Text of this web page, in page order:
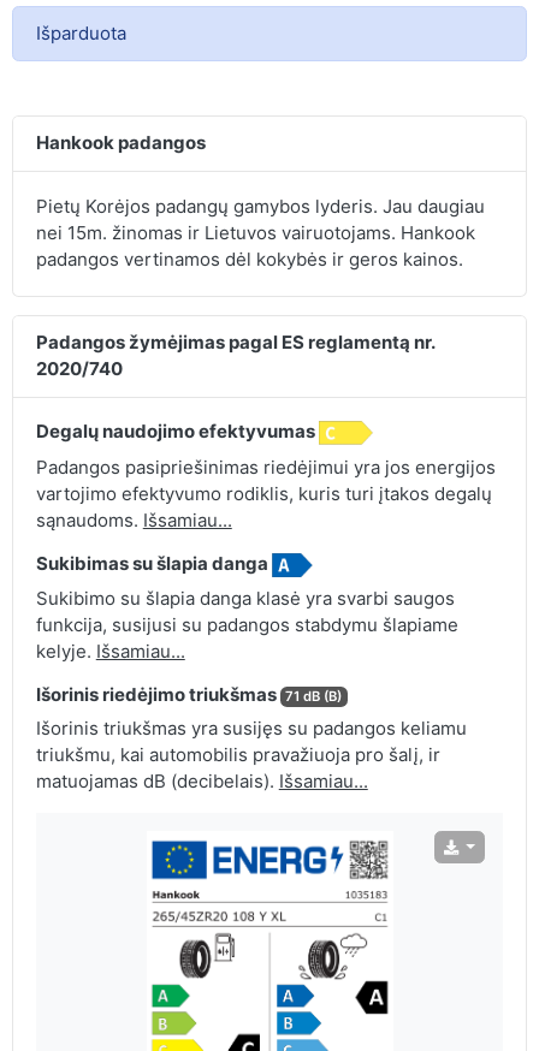
Išparduota
Hankook padangos
Pietų Korėjos padangų gamybos lyderis. Jau daugiau
nei 15m. žinomas ir Lietuvos vairuotojams. Hankook
padangos vertinamos dėl kokybės ir geros kainos.
Padangos žymėjimas pagal ES reglamentą nr.
2020/740
Degalų naudojimo efektyvumas
Padangos pasipriešinimas riedėjimui yra jos energijos
vartojimo efektyvumo rodiklis, kuris turi įtakos degalų
sąnaudoms. Išsamiau...
Sukibimas su šlapia danga
Sukibimo su šlapia danga klasė yra svarbi saugos
funkcija, susijusi su padangos stabdymu šlapiame
kelyje. Išsamiau...
Išorinis riedėjimo triukšmas 71 dB (B)
Išorinis triukšmas yra susijęs su padangos keliamu
triukšmu, kai automobilis pravažiuoja pro šalį, ir
matuojamas dB (decibelais). Išsamiau...